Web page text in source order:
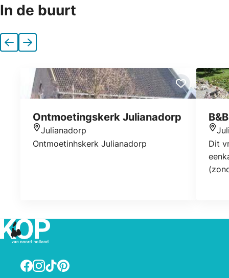
In de buurt
VorigeVolgende
Ontmoetingskerk Julianadorp
Julianadorp
Ontmoetinhskerk Julianadorp
Dit
Facebook
Instagram
TikTokPinterest